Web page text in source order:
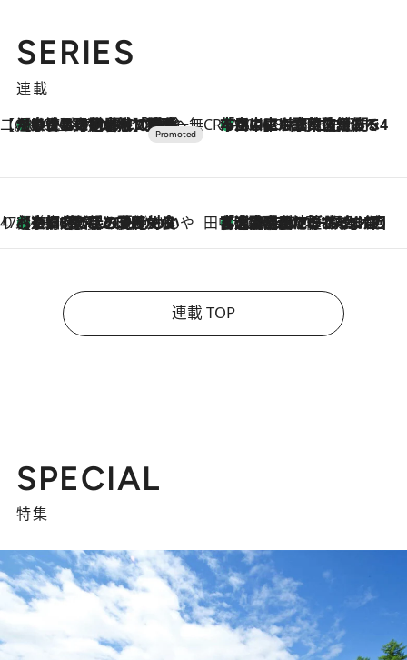
SERIES
連載
【CREA×星野リゾート】唯一無二。癒しと発見が待つ場所へ
2026.8.7
【トンボの足水浴】ヒノキの香りに包まれて涼感マックス！約13℃の湧水かけ流しを避暑地「星野温泉 トンボの湯」で体験 CREA'S CHOICE
2026.8.7
「立川にも歌舞伎があるんだよ」 片岡仁左衛門・市川中車ら豪華座組みで4年目の立川立飛歌舞伎へ
47都道府県の手みやげ ひんやりスイーツで夏を満喫
2026.8.7
【京都府】この夏絶対食べたい 冷やしておいしいおやつ3選 ひと口目から心を掴む新緑のテリーヌ 田中稲の勝手に再ブーム
2026.8.7
「湘南乃風に憧れて」観客大盛上がりの“タオル回し”に、ラッパー顔負けの高速歌唱まで…さだまさし（74）のアグレッシブすぎる現在地
連載 TOP
SPECIAL
特集